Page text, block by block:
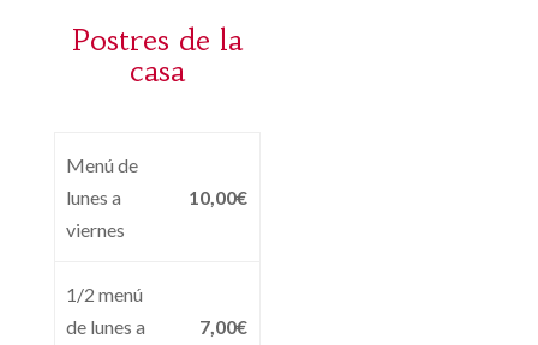
Postres de la
casa
Menú de
lunes a
viernes
10,00€
1/2 menú
de lunes a
7,00€